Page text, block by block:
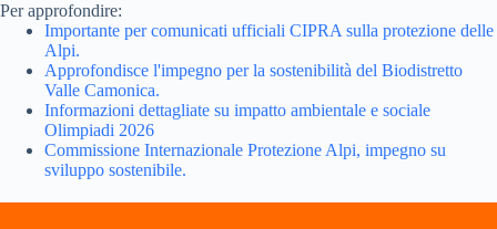
Per approfondire:
Importante per comunicati ufficiali CIPRA sulla protezione delle
Alpi.
Approfondisce l'impegno per la sostenibilità del Biodistretto
Valle Camonica.
Informazioni dettagliate su impatto ambientale e sociale
Olimpiadi 2026
Commissione Internazionale Protezione Alpi, impegno su
sviluppo sostenibile.